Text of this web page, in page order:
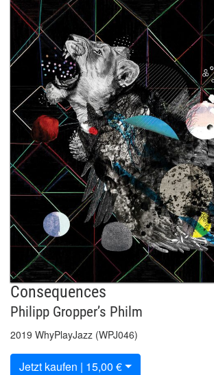
Consequences
Philipp Gropper’s Philm
2019 WhyPlayJazz (WPJ046)
Jetzt kaufen | 15,00 €